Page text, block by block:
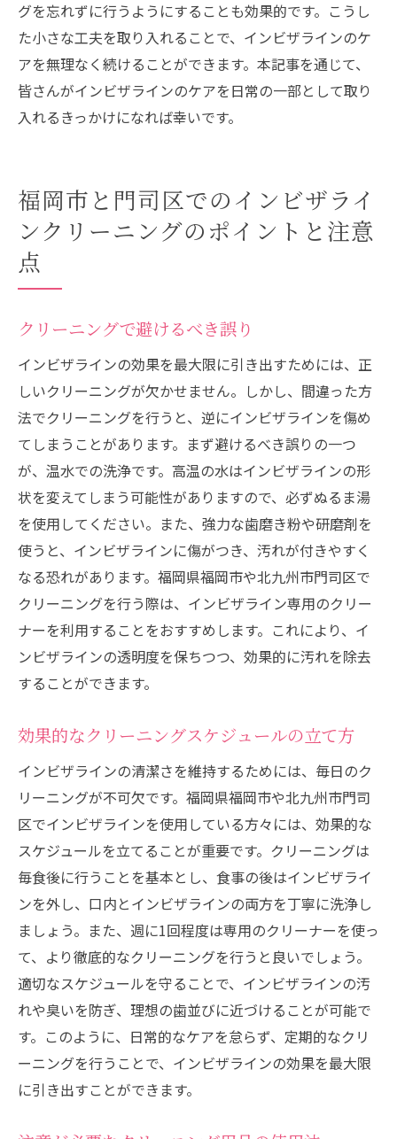
グを忘れずに行うようにすることも効果的です。こうし
た小さな工夫を取り入れることで、インビザラインのケ
アを無理なく続けることができます。本記事を通じて、
皆さんがインビザラインのケアを日常の一部として取り
入れるきっかけになれば幸いです。
福岡市と門司区でのインビザライ
ンクリーニングのポイントと注意
点
クリーニングで避けるべき誤り
インビザラインの効果を最大限に引き出すためには、正
しいクリーニングが欠かせません。しかし、間違った方
法でクリーニングを行うと、逆にインビザラインを傷め
てしまうことがあります。まず避けるべき誤りの一つ
が、温水での洗浄です。高温の水はインビザラインの形
状を変えてしまう可能性がありますので、必ずぬるま湯
を使用してください。また、強力な歯磨き粉や研磨剤を
使うと、インビザラインに傷がつき、汚れが付きやすく
なる恐れがあります。福岡県福岡市や北九州市門司区で
クリーニングを行う際は、インビザライン専用のクリー
ナーを利用することをおすすめします。これにより、イ
ンビザラインの透明度を保ちつつ、効果的に汚れを除去
することができます。
効果的なクリーニングスケジュールの立て方
インビザラインの清潔さを維持するためには、毎日のク
リーニングが不可欠です。福岡県福岡市や北九州市門司
区でインビザラインを使用している方々には、効果的な
スケジュールを立てることが重要です。クリーニングは
毎食後に行うことを基本とし、食事の後はインビザライ
ンを外し、口内とインビザラインの両方を丁寧に洗浄し
ましょう。また、週に1回程度は専用のクリーナーを使っ
て、より徹底的なクリーニングを行うと良いでしょう。
適切なスケジュールを守ることで、インビザラインの汚
れや臭いを防ぎ、理想の歯並びに近づけることが可能で
す。このように、日常的なケアを怠らず、定期的なクリ
ーニングを行うことで、インビザラインの効果を最大限
に引き出すことができます。